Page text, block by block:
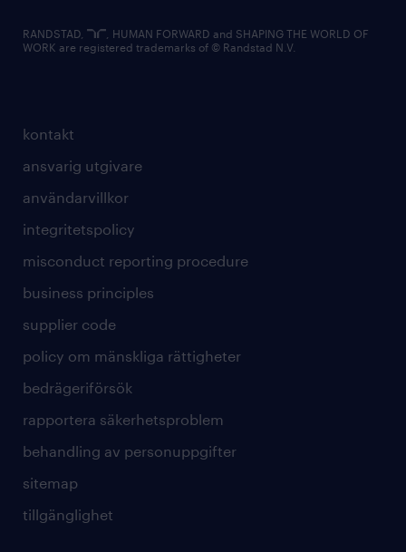
kontakt
ansvarig utgivare
användarvillkor
integritetspolicy
misconduct reporting procedure
business principles
supplier code
policy om mänskliga rättigheter
bedrägeriförsök
rapportera säkerhetsproblem
behandling av personuppgifter
sitemap
tillgänglighet
RANDSTAD,
, HUMAN FORWARD and SHAPING THE WORLD OF
WORK are registered trademarks of © Randstad N.V.